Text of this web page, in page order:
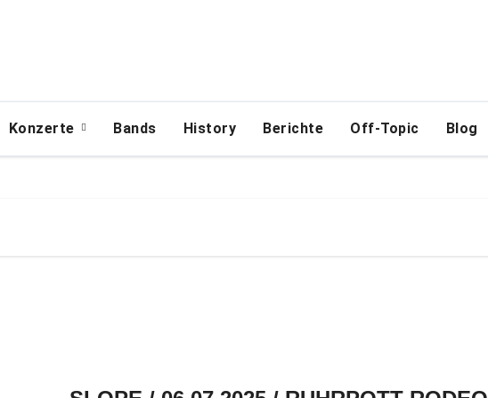
Konzerte Bands History Berichte Off-Topic Blog